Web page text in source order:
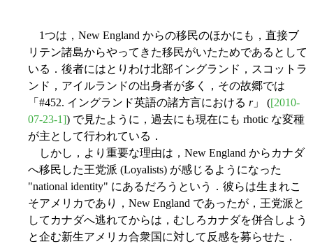
1つは，New England からの移民のほかにも，直接ブ
リテン諸島からやってきた移民がいたためであるとして
いる．後者にはとりわけ北部イングランド，スコットラ
ンド，アイルランドの出身者が多く，その故郷では
「#452. イングランド英語の諸方言における r」 ([2010-
07-23-1]) で見たように，過去にも現在にも rhotic な変種
が主として行われている．
しかし，より重要な理由は，New England からカナダ
へ移民した王党派 (Loyalists) が感じるようになった
"national identity" にあるだろうという．彼らは生まれこ
そアメリカであり，New England であったが，王党派と
してカナダへ逃れてからは，むしろカナダを併合しよう
と企む新生アメリカ合衆国に対して反感を募らせた．